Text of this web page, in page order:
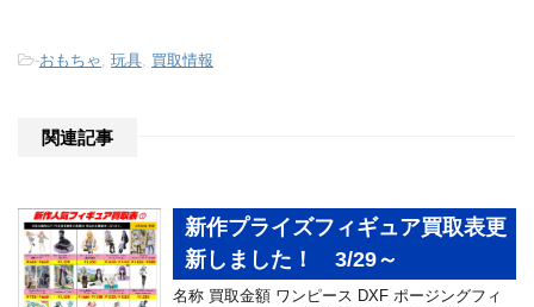
-おもちゃ, 玩具, 買取情報
関連記事
新作プライズフィギュア買取表更
新しました！ 3/29～
名称 買取金額 ワンピース DXF ポージングフィ